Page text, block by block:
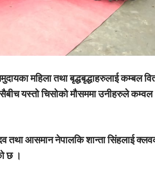
महिला तथा बृद्धबृद्धाहरुलाई कम्बल
यस्तो चिसोको मौसममा उनीहरुले कम्वल
तथा आसमान नेपालकि शान्ता सिंहलाई
छ ।